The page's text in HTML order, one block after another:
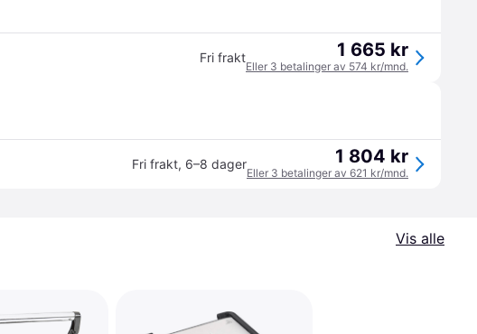
Fri frakt 1 665 kr
Eller 3 betalinger av 574 kr/mnd.
Fri frakt, 6–8 dager 1 804 kr
Eller 3 betalinger av 621 kr/mnd.
Vis alle